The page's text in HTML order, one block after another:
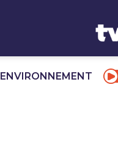
ENVIRONNEMENT